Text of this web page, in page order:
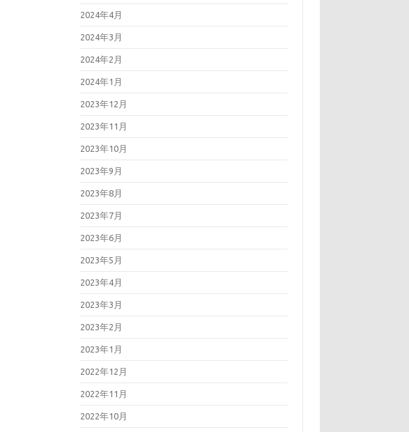
2024年4月
2024年3月
2024年2月
2024年1月
2023年12月
2023年11月
2023年10月
2023年9月
2023年8月
2023年7月
2023年6月
2023年5月
2023年4月
2023年3月
2023年2月
2023年1月
2022年12月
2022年11月
2022年10月